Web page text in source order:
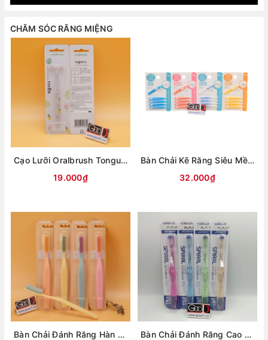
CHĂM SÓC RĂNG MIỆNG
Cạo Lưỡi Oralbrush Tongue Cleaner Hàn Quốc
19.000₫
Bàn Chải Kẽ Răng Siêu Mềm O-Zone 0.6mm
32.000₫
Bàn Chải Đánh Răng Hàn Quốc Dr.Long Cao Cấp
Bàn Chải Đánh Răng Cao Cấp Spiral Hàn Quốc